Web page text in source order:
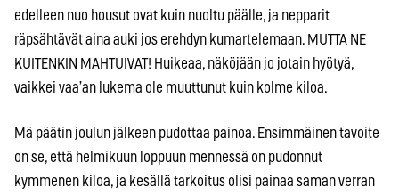
edelleen nuo housut ovat kuin nuoltu päälle, ja nepparit
räpsähtävät aina auki jos erehdyn kumartelemaan. MUTTA NE
KUITENKIN MAHTUIVAT! Huikeaa, näköjään jo jotain hyötyä,
vaikkei vaa’an lukema ole muuttunut kuin kolme kiloa.
Mä päätin joulun jälkeen pudottaa painoa. Ensimmäinen tavoite
on se, että helmikuun loppuun mennessä on pudonnut
kymmenen kiloa, ja kesällä tarkoitus olisi painaa saman verran